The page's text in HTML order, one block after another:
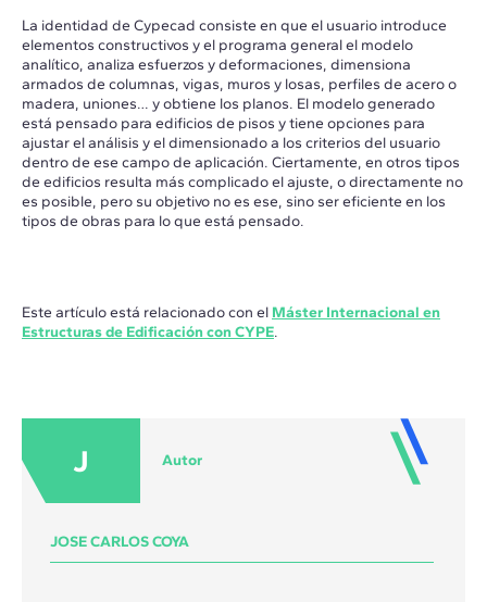
La identidad de Cypecad consiste en que el usuario introduce
elementos constructivos y el programa general el modelo
analítico, analiza esfuerzos y deformaciones, dimensiona
armados de columnas, vigas, muros y losas, perfiles de acero o
madera, uniones… y obtiene los planos. El modelo generado
está pensado para edificios de pisos y tiene opciones para
ajustar el análisis y el dimensionado a los criterios del usuario
dentro de ese campo de aplicación. Ciertamente, en otros tipos
de edificios resulta más complicado el ajuste, o directamente no
es posible, pero su objetivo no es ese, sino ser eficiente en los
tipos de obras para lo que está pensado.
Este artículo está relacionado con el Máster Internacional en
Estructuras de Edificación con CYPE.
J Autor
JOSE CARLOS COYA